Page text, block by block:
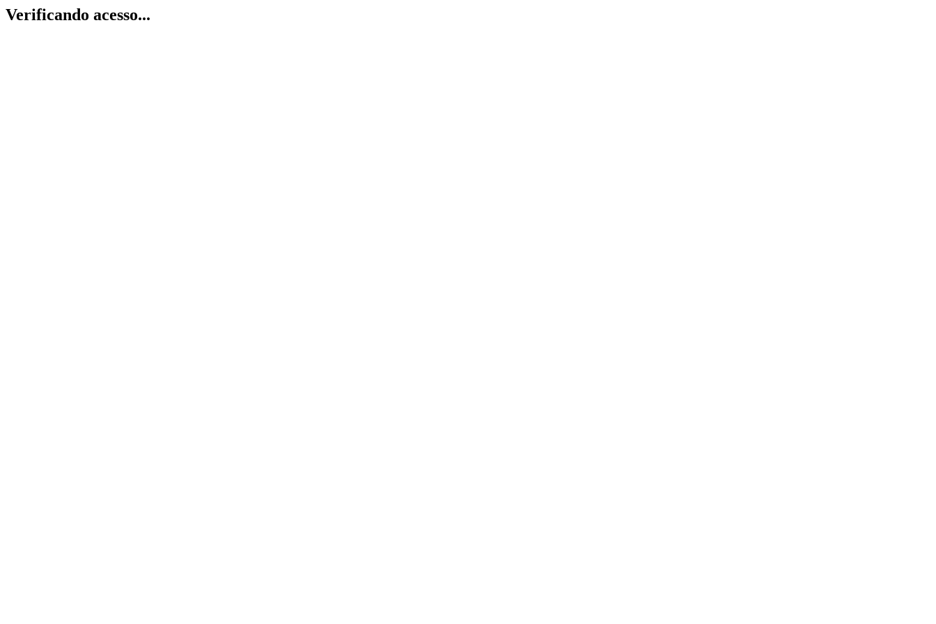
Verificando acesso...